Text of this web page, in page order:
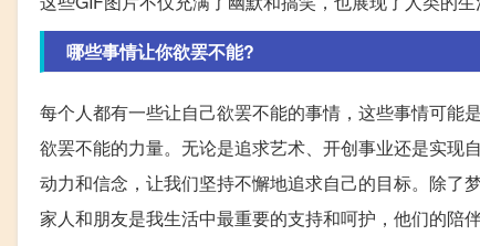
哪些事情让你欲罢不能?
每个人都有一些让自己欲罢不能的事情，这些事情可能
欲罢不能的力量。无论是追求艺术、开创事业还是实现
动力和信念，让我们坚持不懈地追求自己的目标。除了
家人和朋友是我生活中最重要的支持和呵护，他们的陪